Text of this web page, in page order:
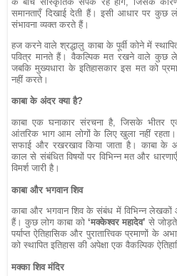
के बीच सांस्कृतिक संपर्क रहे होंगे, जिसके
समानताएँ दिखाई देती हैं। इसी आधार पर कुछ
संभावना व्यक्त करते हैं।
हज करने वाले श्रद्धालु काबा के पूर्वी कोने में
पवित्र मानते हैं। वैकल्पिक मत रखने वाले कुछ
जबकि मुख्यधारा के इतिहासकार इस मत को
नहीं करते।
काबा के अंदर क्या है?
काबा एक घनाकार संरचना है, जिसके भीतर
आंतरिक भाग आम लोगों के लिए खुला नहीं
सफाई और रखरखाव किया जाता है। काबा के
काल से संबंधित विषयों पर विभिन्न मत और
विमर्श जारी है।
काबा और भगवान शिव
काबा और भगवान शिव के संबंध में विभिन्न लेखकों
हैं। कुछ लोग काबा को ‘मक्केश्वर महादेव’ से जोड़ते
पर्याप्त ऐतिहासिक और पुरातात्त्विक प्रमाणों के
को स्थापित इतिहास की अपेक्षा एक वैकल्पिक
मक्का शिव मंदिर